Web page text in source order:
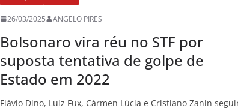
26/03/2025 ANGELO PIRES
Bolsonaro vira réu no STF por
suposta tentativa de golpe de
Estado em 2022
Flávio Dino, Luiz Fux, Cármen Lúcia e Cristiano Zanin